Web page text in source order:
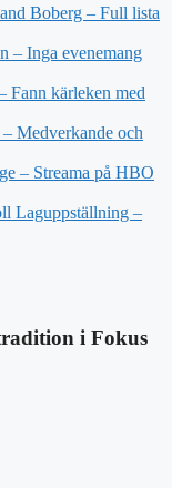
Boberg – Full lista
– Inga evenemang
Fann kärleken med
Medverkande och
– Streama på HBO
Laguppställning –
i Fokus